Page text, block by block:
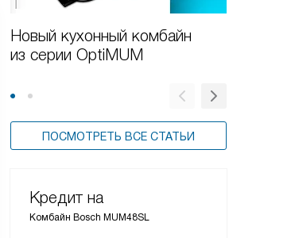
Новый кухонный комбайн
из серии OptiMUM
ПОСМОТРЕТЬ ВСЕ СТАТЬИ
Кредит на
Комбайн Bosch MUM48SL